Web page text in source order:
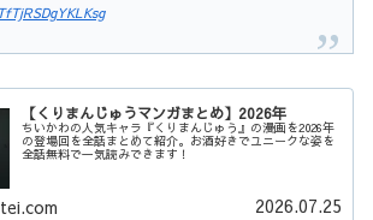
【くりまんじゅうマンガまとめ】2026年
ちいかわの人気キャラ『くりまんじゅう』の漫画を2026年
の登場回を全話まとめて紹介。お酒好きでユニークな姿を
全話無料で一気読みできます！
2026.07.25